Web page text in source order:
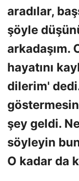
aradılar,
şöyle
arkadaşım.
hayatını
dilerim'
şey geldi.
söyleyin
O kadar da